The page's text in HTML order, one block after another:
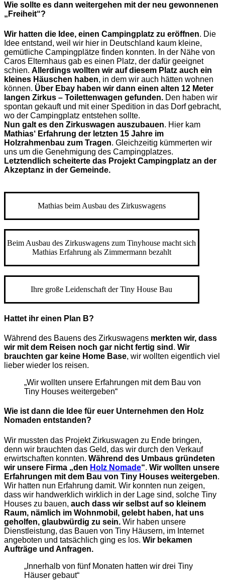
Wie sollte es dann weitergehen mit der neu gewonnenen
„Freiheit“?
Wir hatten die Idee, einen Campingplatz zu eröffnen. Die
Idee entstand, weil wir hier in Deutschland kaum kleine,
gemütliche Campingplätze finden konnten. In der Nähe von
Caros Elternhaus gab es einen Platz, der dafür geeignet
schien. Allerdings wollten wir auf diesem Platz auch ein
kleines Häuschen haben, in dem wir auch hätten wohnen
können. Über Ebay haben wir dann einen alten 12 Meter
langen Zirkus – Toilettenwagen gefunden. Den haben wir
spontan gekauft und mit einer Spedition in das Dorf gebracht,
wo der Campingplatz entstehen sollte.
Nun galt es den Zirkuswagen auszubauen. Hier kam
Mathias‘ Erfahrung der letzten 15 Jahre im
Holzrahmenbau zum Tragen. Gleichzeitig kümmerten wir
uns um die Genehmigung des Campingplatzes.
Letztendlich scheiterte das Projekt Campingplatz an der
Akzeptanz in der Gemeinde.
Mathias beim Ausbau des Zirkuswagens
Beim Ausbau des Zirkuswagens zum Tinyhouse macht sich
Mathias Erfahrung als Zimmermann bezahlt
Ihre große Leidenschaft der Tiny House Bau
Hattet ihr einen Plan B?
Während des Bauens des Zirkuswagens merkten wir, dass
wir mit dem Reisen noch gar nicht fertig sind . Wir
brauchten gar keine Home Base, wir wollten eigentlich viel
lieber wieder los reisen.
„Wir wollten unsere Erfahrungen mit dem Bau von
Tiny Houses weitergeben“
Wie ist dann die Idee für euer Unternehmen den Holz
Nomaden entstanden?
Wir mussten das Projekt Zirkuswagen zu Ende bringen,
denn wir brauchten das Geld, das wir durch den Verkauf
erwirtschaften konnten. Während des Umbaus gründeten
wir unsere Firma „den Holz Nomade“. Wir wollten unsere
Erfahrungen mit dem Bau von Tiny Houses weitergeben.
Wir hatten nun Erfahrung damit. Wir konnten nun zeigen,
dass wir handwerklich wirklich in der Lage sind, solche Tiny
Houses zu bauen, auch dass wir selbst auf so kleinem
Raum, nämlich im Wohnmobil, gelebt haben, hat uns
geholfen, glaubwürdig zu sein. Wir haben unsere
Dienstleistung, das Bauen von Tiny Häusern, im Internet
angeboten und tatsächlich ging es los. Wir bekamen
Aufträge und Anfragen.
„Innerhalb von fünf Monaten hatten wir drei Tiny
Häuser gebaut“